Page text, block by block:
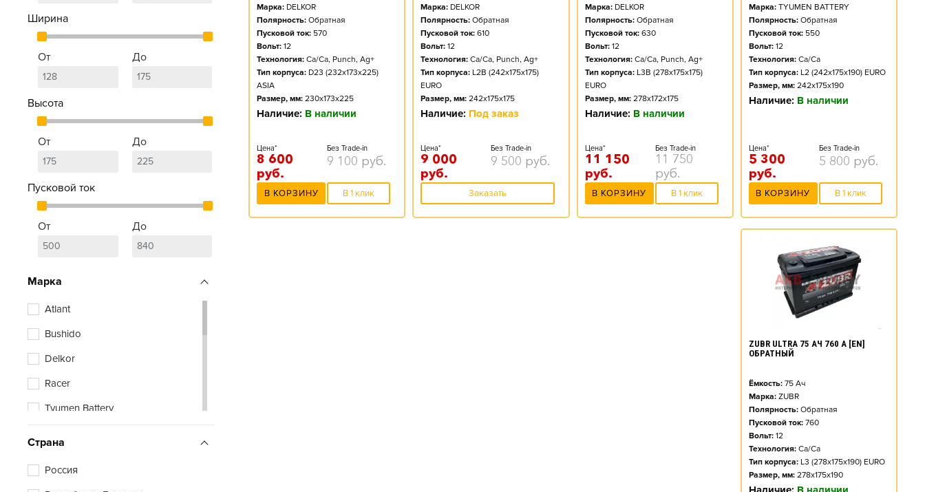
Ширина
От До
Высота
От До
Пусковой ток
От До
Марка
Atlant
Bushido
Delkor
Racer
Tyumen Battery
Страна
Россия
Марка: DELKOR
Полярность: Обратная
Пусковой ток: 570
Вольт: 12
Технология: Ca/Ca, Punch, Ag+
Тип корпуса: D23 (232x173x225)
ASIA
Размер, мм: 230x173x225
Наличие: В наличии
Цена*
8 600
руб.
Без Trade-in
9 100 руб.
В КОРЗИНУ В 1 клик
Марка: DELKOR
Полярность: Обратная
Пусковой ток: 610
Вольт: 12
Технология: Ca/Ca, Punch, Ag+
Тип корпуса: L2B (242x175x175)
EURO
Размер, мм: 242x175x175
Наличие: Под заказ
Цена*
9 000
руб.
Без Trade-in
9 500 руб.
Заказать
Марка: DELKOR
Полярность: Обратная
Пусковой ток: 630
Вольт: 12
Технология: Ca/Ca, Punch, Ag+
Тип корпуса: L3B (278x175x175)
EURO
Размер, мм: 278x172x175
Наличие: В наличии
Цена*
11 150
руб.
Без Trade-in
11 750
руб.
В КОРЗИНУ В 1 клик
Марка: TYUMEN BATTERY
Полярность: Обратная
Пусковой ток: 550
Вольт: 12
Технология: Ca/Ca
Тип корпуса: L2 (242x175x190) EURO
Размер, мм: 242x175x190
Наличие: В наличии
Цена*
5 300
руб.
Без Trade-in
5 800 руб.
В КОРЗИНУ В 1 клик
ZUBR ULTRA 75 АЧ 760 А [EN]
ОБРАТНЫЙ
Ёмкость: 75Ач
Марка: ZUBR
Полярность: Обратная
Пусковой ток: 760
Вольт: 12
Технология: Ca/Ca
Тип корпуса: L3 (278x175x190) EURO
Размер, мм: 278x175x190